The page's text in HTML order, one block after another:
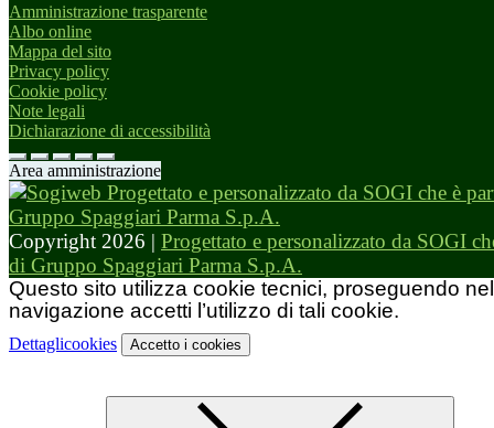
Amministrazione trasparente
Albo online
Mappa del sito
Privacy policy
Cookie policy
Note legali
Dichiarazione di accessibilità
Area amministrazione
Copyright 2026 | Progettato e personalizzato da SOGI
di Gruppo Spaggiari Parma S.p.A.
Questo sito utilizza cookie tecnici, proseguendo
navigazione accetti l’utilizzo di tali cookie.
Dettaglicookies Accetto i cookies